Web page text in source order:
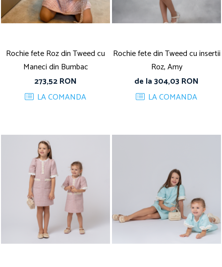
Rochie fete Roz din Tweed cu
Maneci din Bumbac
273,52 RON
LA COMANDA
Rochie fete din Tweed cu insertii
Roz, Amy
de la 304,03 RON
LA COMANDA